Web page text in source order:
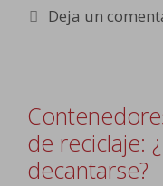
Deja un
de reciclaje:
decantarse?